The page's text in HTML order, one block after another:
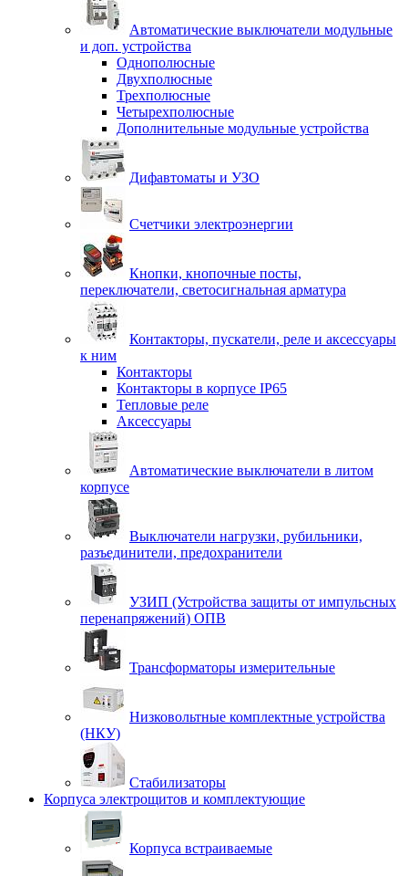
Автоматические выключатели модульные
и доп. устройства
Однополюсные
Двухполюсные
Трехполюсные
Четырехполюсные
Дополнительные модульные устройства
Дифавтоматы и УЗО
Счетчики электроэнергии
Кнопки, кнопочные посты,
переключатели, светосигнальная арматура
Контакторы, пускатели, реле и аксессуары
к ним
Контакторы
Контакторы в корпусе IP65
Тепловые реле
Аксессуары
Автоматические выключатели в литом
корпусе
Выключатели нагрузки, рубильники,
разъединители, предохранители
УЗИП (Устройства защиты от импульсных
перенапряжений) ОПВ
Трансформаторы измерительные
Низковольтные комплектные устройства
(НКУ)
Стабилизаторы
Корпуса электрощитов и комплектующие
Корпуса встраиваемые